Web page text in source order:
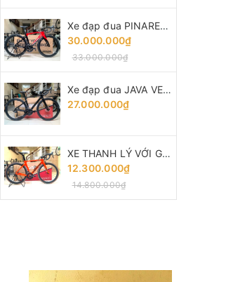
Xe đạp đua PINARELLO DOGMA F10 - Khung, vành Full Carbon, Full group Shimano 105 R7000. Màu Đen/Đỏ
30.000.000₫
33.000.000₫
Xe đạp đua JAVA VESUVIO (2024) - Khung Carbon, full group Shimano 105 R7120 thắng đĩa dầu
27.000.000₫
XE THANH LÝ VỚI GIÁ GỐC : TWITTER THUNDER - Khung, vành full Carbon, groupsets Retrospec 12 LÍP. Màu Cam
12.300.000₫
14.800.000₫